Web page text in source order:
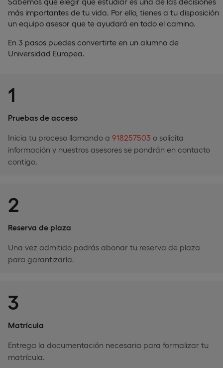
más importantes de tu vida. Por ello, tienes a tu disposición
un equipo asesor que te ayudará en todo el camino.
En 3 pasos puedes convertirte en un alumno de
Universidad Europea.
1
Pruebas de acceso
Inicia tu proceso llamando a 918257503 o solicita
información y nuestros asesores se pondrán en contacto
contigo.
2
Reserva de plaza
Una vez admitido podrás abonar tu reserva de plaza
para garantizarla.
3
Matrícula
Entrega la documentación necesaria para formalizar tu
matrícula.